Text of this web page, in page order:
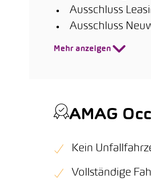
Ausschluss
Ausschluss
Mehr anzeigen
AMAG
Kein
Vollständige